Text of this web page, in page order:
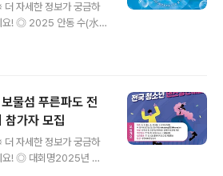
더 자세한 정보가 궁금하
요! ◎ 2025 안동 수(水)
자를 아래와 같이 모집하
~ 만 34세전국 대학생(대
) ~ 만 34세 (1991년생)
수협회 등록자 및 음반·
부문댄스 부문 / 노래 부
물섬 푸른파도 전
참가자 모집
더 자세한 정보가 궁금하
요! ◎ 대회명2025년 보